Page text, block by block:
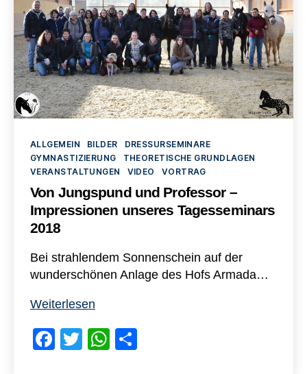
Kategorien
ALLGEMEIN BILDER
DRESSURSEMINARE
GYMNASTIZIERUNG
THEORETISCHE GRUNDLAGEN
VERANSTALTUNGEN
VIDEO VORTRAG
Von Jungspund und Professor –
Impressionen unseres Tagesseminars
2018
Bei strahlendem Sonnenschein auf der
wunderschönen Anlage des Hofs Armada…
Weiterlesen
und
Professor
F
T
W